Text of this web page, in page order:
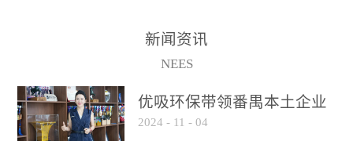
保施工日期：2020年1月珠
（及各出入境边防检查
新闻资讯
NEES
优吸环保带领番禺本​土企业
勇敢破局向“新”
2024 - 11 - 04